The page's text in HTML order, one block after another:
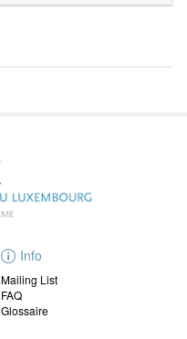
Info
Mailing List
FAQ
Glossaire